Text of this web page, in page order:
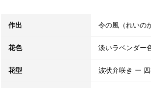
作出 令の風（れいの
花色 淡いラベンダー
花型 波状弁咲き ー